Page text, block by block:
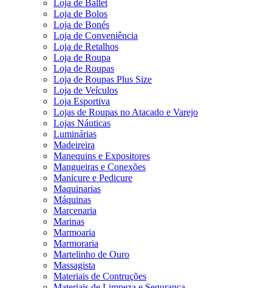
Loja de Ballet
Loja de Bolos
Loja de Bonés
Loja de Conveniência
Loja de Retalhos
Loja de Roupa
Loja de Roupas
Loja de Roupas Plus Size
Loja de Veículos
Loja Esportiva
Lojas de Roupas no Atacado e Varejo
Lojas Náuticas
Luminárias
Madeireira
Manequins e Expositores
Mangueiras e Conexões
Manicure e Pedicure
Maquinarias
Máquinas
Marcenaria
Marinas
Marmoaria
Marmoraria
Martelinho de Ouro
Massagista
Materiais de Contruções